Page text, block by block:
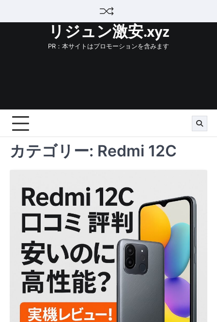
リジュン激安.xyz
PR：本サイトはプロモーションを含みます
カテゴリー: Redmi 12C